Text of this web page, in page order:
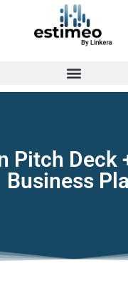
Pitch Deck
Business